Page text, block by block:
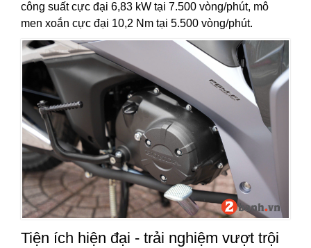
công suất cực đại 6,83 kW tại 7.500 vòng/phút, mô
men xoắn cực đại 10,2 Nm tại 5.500 vòng/phút.
Tiện ích hiện đại - trải nghiệm vượt trội